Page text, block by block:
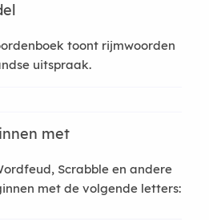
toont rijmwoorden
uitspraak.
met
Scrabble en andere
met de volgende letters: